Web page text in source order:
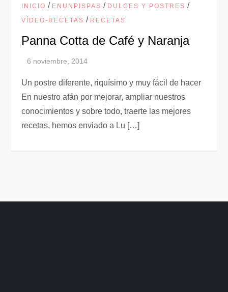
INICIO / ENUNPISPAS / DULCES Y POSTRES /
VÍDEO-RECETAS / RECETAS
Panna Cotta de Café y Naranja
Un postre diferente, riquísimo y muy fácil de hacer
En nuestro afán por mejorar, ampliar nuestros
conocimientos y sobre todo, traerte las mejores
recetas, hemos enviado a Lu […]